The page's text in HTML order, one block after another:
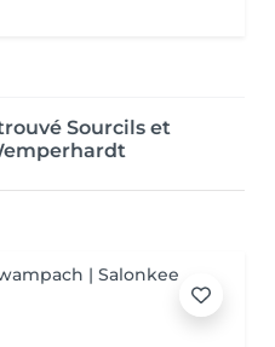
Sourcils et